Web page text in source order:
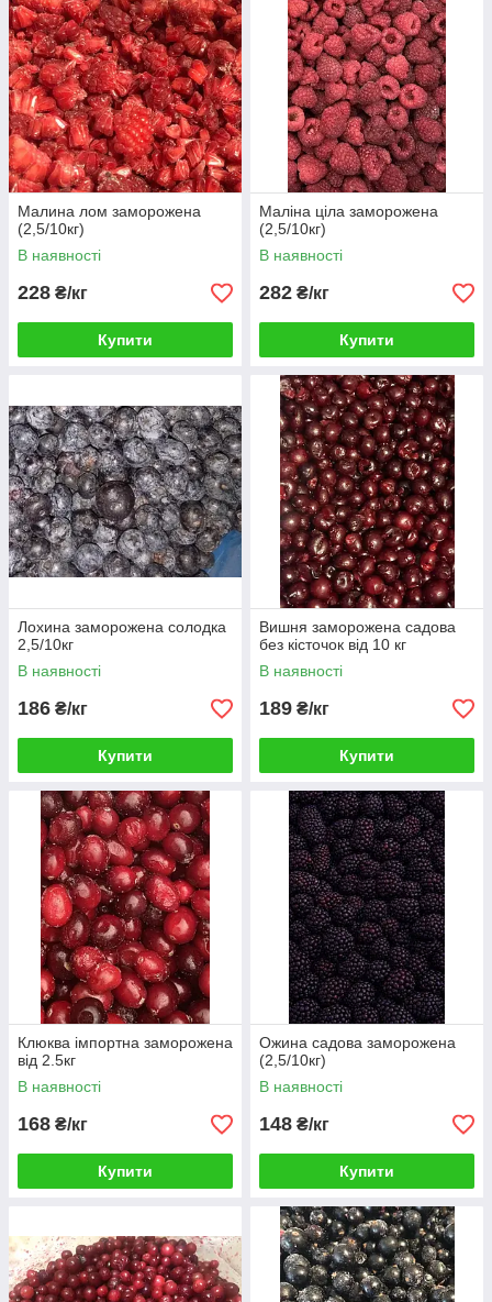
Малина лом заморожена
(2,5/10кг)
В наявності
228 ₴/кг
Купити
Маліна ціла заморожена
(2,5/10кг)
В наявності
282 ₴/кг
Купити
Лохина заморожена солодка
2,5/10кг
В наявності
186 ₴/кг
Купити
Вишня заморожена садова
без кісточок від 10 кг
В наявності
189 ₴/кг
Купити
Клюква імпортна заморожена
від 2.5кг
В наявності
168 ₴/кг
Купити
Ожина садова заморожена
(2,5/10кг)
В наявності
148 ₴/кг
Купити